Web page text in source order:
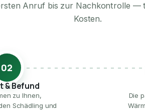
Anruf bis zur Nachkontrolle —
Kosten.
02
& Befund
zu Ihnen,
Schädling und
Die